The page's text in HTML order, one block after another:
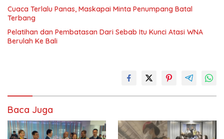
Cuaca Terlalu Panas, Maskapai Minta Penumpang Batal
Terbang
Pelatihan dan Pembatasan Dari Sebab Itu Kunci Atasi WNA
Berulah Ke Bali
Baca Juga